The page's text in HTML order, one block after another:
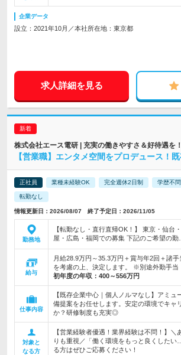
企業データ
設立：2021年10月／本社所在地：東京都
求人詳細を見る
株式会社エース電研 | 充実の働きやすさ＆好待遇を
【営業職】エンタメ空間をプロデュース！
正社員 業種未経験OK 完全週休2日制 学歴不問
転勤なし
情報更新日：2026/08/07 終了予定日：2026/11/05
勤務地
【転勤なし・直行直帰OK！】 東京・仙台
屋・広島・福岡での募集 下記のご希望の勤…
給与
月給28.9万円～35.3万円＋賞与年2回＋諸
を考慮の上、決定します。 ※別途外勤手当
初年度の年収： 400～556万円
仕事内容
【既存企業中心｜個人ノルマなし】アミュ
備提案をお任せします。安定の環境でキャ
か？研修制度も充実◎
対象と
なる方
【営業経験者優遇！業界経験は不問！】＼
りも重視／「働く環境をもっと良くした
る方はぜひご応募ください！